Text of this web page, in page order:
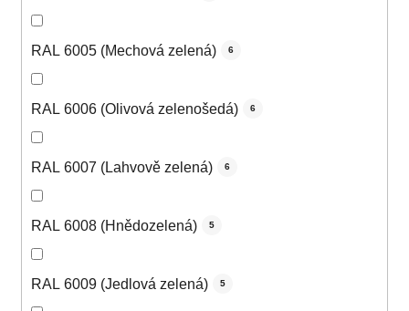
RAL 6005 (Mechová zelená) 6
RAL 6006 (Olivová zelenošedá) 6
RAL 6007 (Lahvově zelená) 6
RAL 6008 (Hnědozelená) 5
RAL 6009 (Jedlová zelená) 5